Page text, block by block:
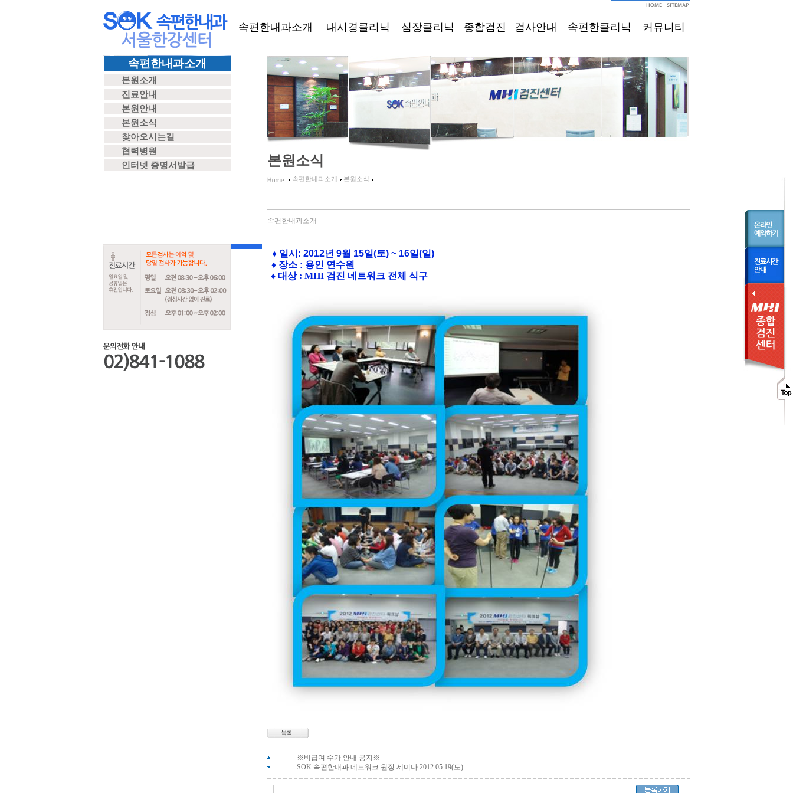
속편한내과소개 내시경클리닉 심장클리닉 종합검진 검사안내 속편한클리닉 커뮤니티
속편한내과소개
본원소개
진료안내
본원안내
본원소식
찾아오시는길
협력병원
인터넷 증명서발급
본원소식
속편한내과소개 본원소식
속편한내과소개
♦ 일시 : 2012년 9월 15일(토) ~ 16일(일)
♦ 장소 : 용인 연수원
♦ 대상: MHI 검진 네트워크 전체 식구
※비급여 수가 안내 공지※
SOK 속편한내과 네트워크 원장 세미나 2012.05.19(토)